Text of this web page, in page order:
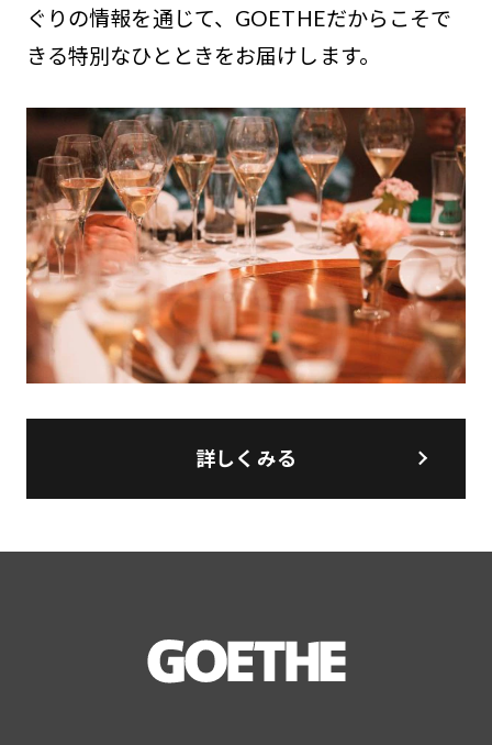
ぐりの情報を通じて、GOETHEだからこそで
きる特別なひとときをお届けします。
詳しくみる